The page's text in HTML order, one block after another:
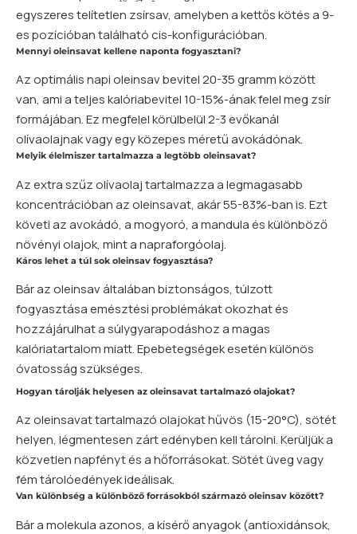
egyszeres telítetlen zsírsav, amelyben a kettős kötés a 9-
es pozícióban található cis-konfigurációban.
Mennyi oleinsavat kellene naponta fogyasztani?
Az optimális napi oleinsav bevitel 20-35 gramm között
van, ami a teljes kalóriabevitel 10-15%-ának felel meg zsír
formájában. Ez megfelel körülbelül 2-3 evőkanál
olívaolajnak vagy egy közepes méretű avokádónak.
Melyik élelmiszer tartalmazza a legtöbb oleinsavat?
Az extra szűz olívaolaj tartalmazza a legmagasabb
koncentrációban az oleinsavat, akár 55-83%-ban is. Ezt
követi az avokádó, a mogyoró, a mandula és különböző
növényi olajok, mint a napraforgóolaj.
Káros lehet a túl sok oleinsav fogyasztása?
Bár az oleinsav általában biztonságos, túlzott
fogyasztása emésztési problémákat okozhat és
hozzájárulhat a súlygyarapodáshoz a magas
kalóriatartalom miatt. Epebetegségek esetén különös
óvatosság szükséges.
Hogyan tárolják helyesen az oleinsavat tartalmazó olajokat?
Az oleinsavat tartalmazó olajokat hűvös (15-20°C), sötét
helyen, légmentesen zárt edényben kell tárolni. Kerüljük a
közvetlen napfényt és a hőforrásokat. Sötét üveg vagy
fém tárolóedények ideálisak.
Van különbség a különböző forrásokból származó oleinsav között?
Bár a molekula azonos, a kísérő anyagok (antioxidánsok,